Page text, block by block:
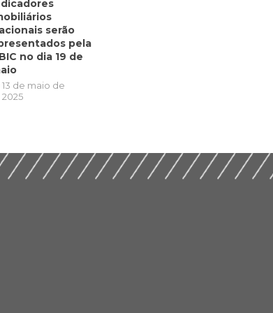
serão
pela
no dia 19 de
13 de maio de
2025